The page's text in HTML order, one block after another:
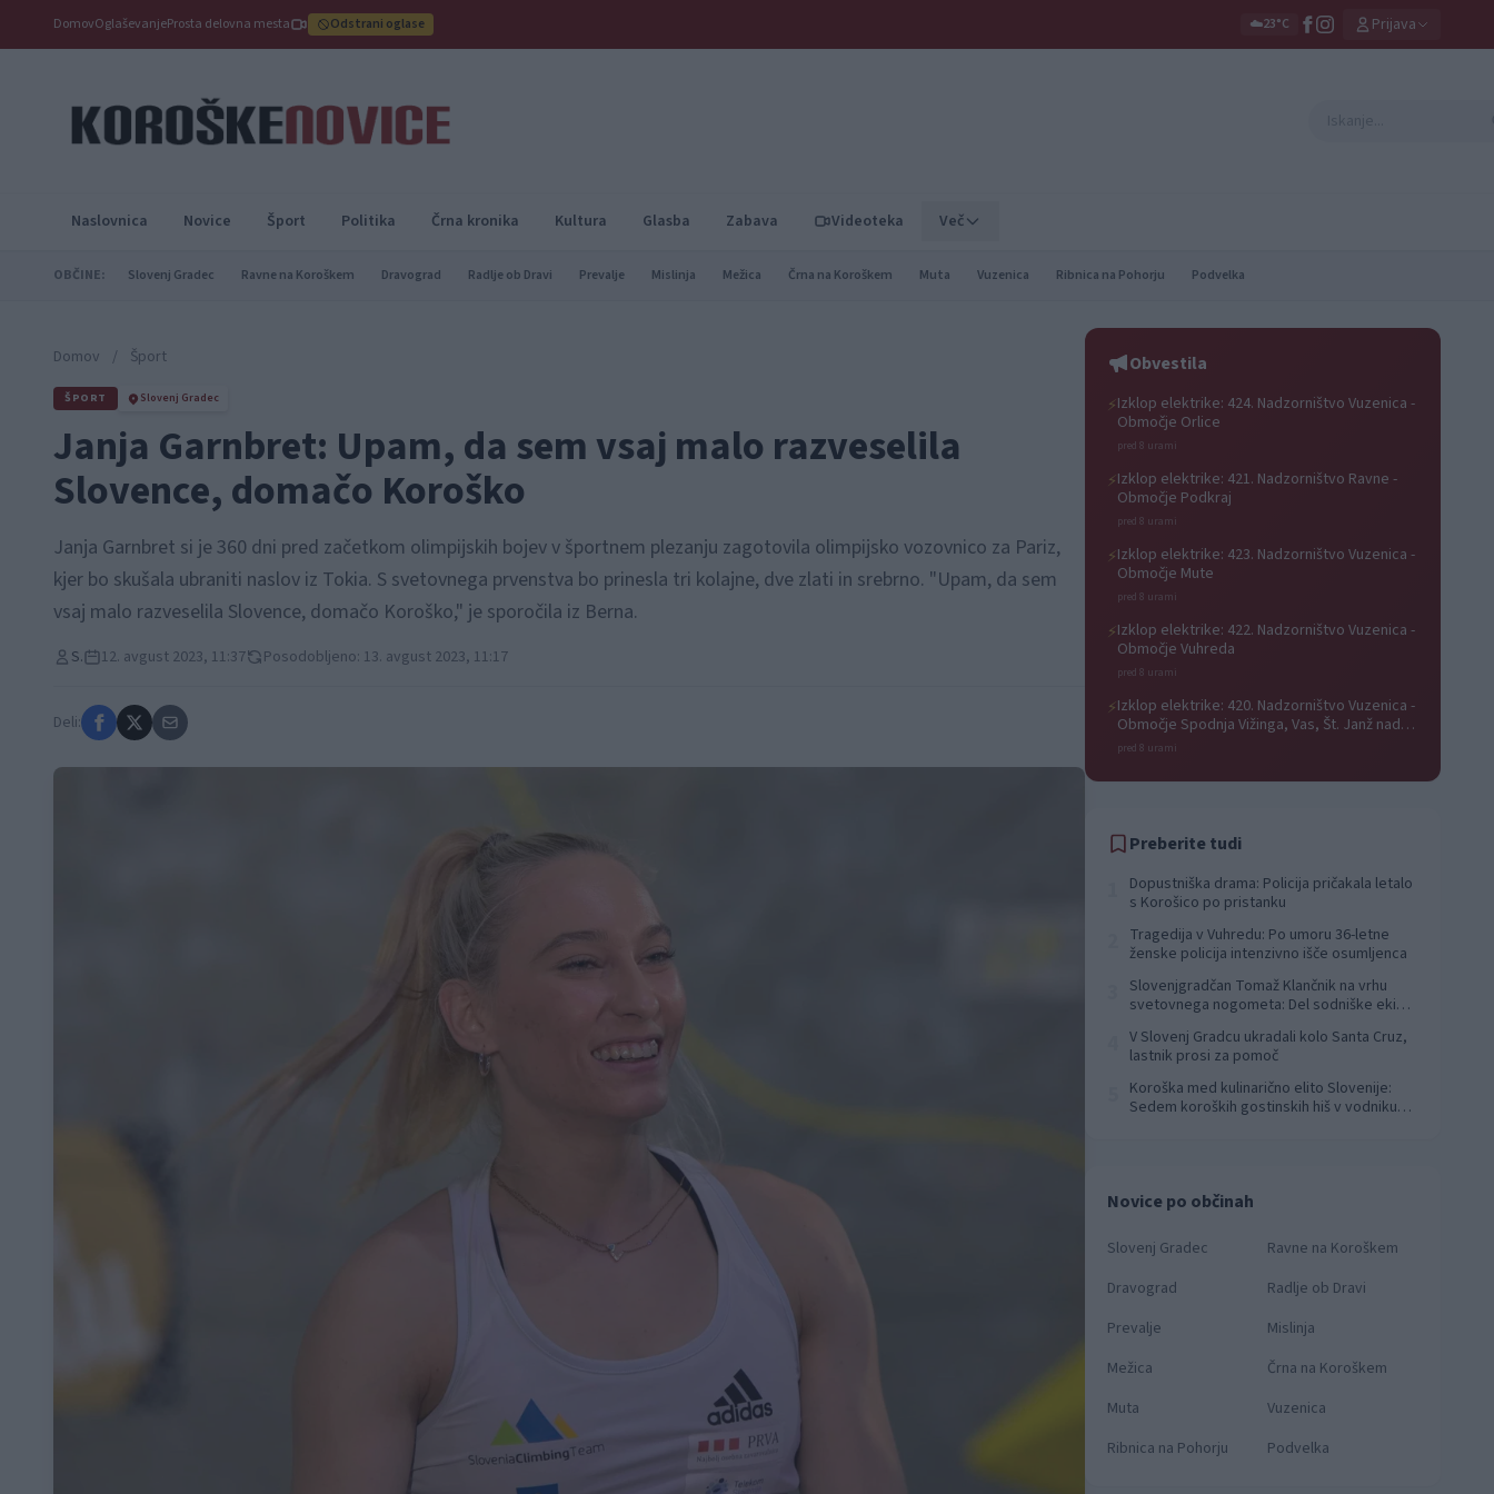
DomovOglaševanjeProsta delovna mesta Odstrani oglase ☁️23°C Prijava
Naslovnica Novice Šport Politika Črna kronika Kultura Glasba Zabava Videoteka Več
OBČINE: Slovenj Gradec Ravne na Koroškem Dravograd Radlje ob Dravi Prevalje Mislinja Mežica Črna na Koroškem Muta Vuzenica Ribnica na Pohorju Podvelka
Domov / Šport
ŠPORT Slovenj Gradec
Janja Garnbret: Upam, da sem vsaj malo razveselila
Slovence, domačo Koroško
Janja Garnbret si je 360 dni pred začetkom olimpijskih bojev v športnem plezanju zagotovila olimpijsko vozovnico za Pariz,
kjer bo skušala ubraniti naslov iz Tokia. S svetovnega prvenstva bo prinesla tri kolajne, dve zlati in srebrno. "Upam, da sem
vsaj malo razveselila Slovence, domačo Koroško," je sporočila iz Berna.
S. 12. avgust 2023, 11:37 Posodobljeno: 13. avgust 2023, 11:17
Deli:
Obvestila
⚡Izklop elektrike: 424. Nadzorništvo Vuzenica -
Območje Orlice
pred 8 urami
⚡Izklop elektrike: 421. Nadzorništvo Ravne -
Območje Podkraj
pred 8 urami
⚡Izklop elektrike: 423. Nadzorništvo Vuzenica -
Območje Mute
pred 8 urami
⚡Izklop elektrike: 422. Nadzorništvo Vuzenica -
Območje Vuhreda
pred 8 urami
⚡Izklop elektrike: 420. Nadzorništvo Vuzenica -
Območje Spodnja Vižinga, Vas, Št. Janž nad
Radljami, Suhi Vrh, Dobrava
pred 8 urami
Preberite tudi
Dopustniška drama: Policija pričakala letalo
s Korošico po pristanku
Tragedija v Vuhredu: Po umoru 36-letne
ženske policija intenzivno išče osumljenca
Slovenjgradčan Tomaž Klančnik na vrhu
svetovnega nogometa: Del sodniške ekipe
V Slovenj Gradcu ukradali kolo Santa Cruz,
lastnik prosi za pomoč
Koroška med kulinarično elito Slovenije:
Sedem koroških gostinskih hiš v vodniku
Novice po občinah
Slovenj Gradec
Ravne na Koroškem
Dravograd
Radlje ob Dravi
Prevalje
Mislinja
Mežica
Črna na Koroškem
Muta
Vuzenica
Ribnica na Pohorju
Podvelka